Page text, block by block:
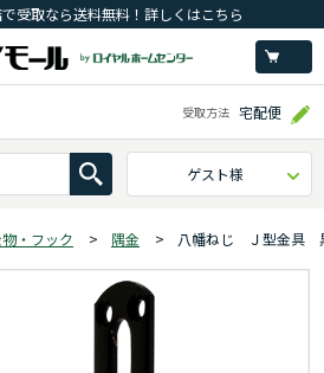
受取なら送料無料！詳しくはこちら
受取方法 宅配便
ゲスト様
・フック > 隅金 > 八幡ねじ Ｊ型金具